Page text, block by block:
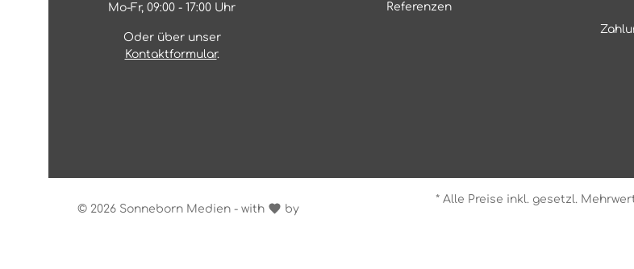
Mo-Fr, 09:00 - 17:00 Uhr
Oder über unser
Kontaktformular.
Referenzen
© 2026 Sonneborn Medien - with by
* Alle Preise inkl. gesetzl.